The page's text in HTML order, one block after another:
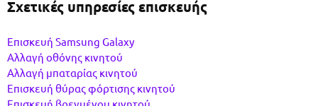
Σχετικές υπηρεσίες επισκευής
Επισκευή Samsung Galaxy
Αλλαγή οθόνης κινητού
Αλλαγή μπαταρίας κινητού
Επισκευή θύρας φόρτισης κινητού